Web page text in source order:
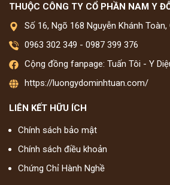
THUỘC CÔNG TY CỔ PHẦN NAM Y
Số 16, Ngõ 168 Nguyễn Khánh Toàn,
0963 302 349 - 0987 399 376
Cộng đồng fanpage: Tuấn Tôi - Y
https://luongydominhtuan.com/
LIÊN KẾT HỮU ÍCH
Chính sách bảo mật
Chính sách điều khoản
Chứng Chỉ Hành Nghề